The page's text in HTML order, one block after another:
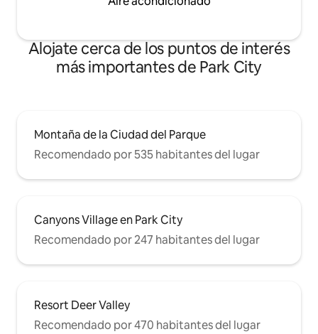
Alojate cerca de los puntos de interés
más importantes de Park City
Montaña de la Ciudad del Parque
Recomendado por 535 habitantes del lugar
Canyons Village en Park City
Recomendado por 247 habitantes del lugar
Resort Deer Valley
Recomendado por 470 habitantes del lugar